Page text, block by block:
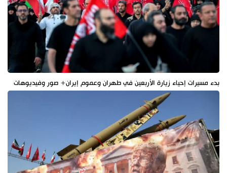
بدء مسيرات إحياء زيارة الأربعين في طهران وعموم إيران+ صور وفيديوهات